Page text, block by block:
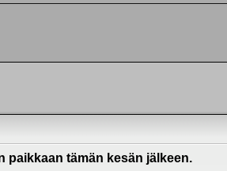
paikkaan tämän kesän jälkeen.